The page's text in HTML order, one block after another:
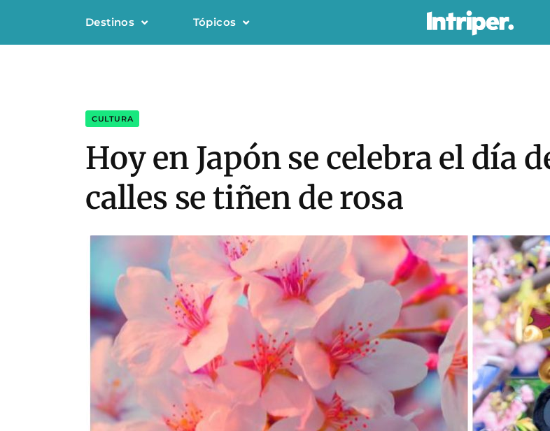
Destinos Tópicos
CULTURA
Hoy en Japón se celebra el día
calles se tiñen de rosa